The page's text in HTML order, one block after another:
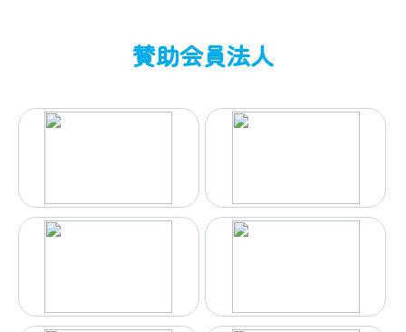
賛助会員法人